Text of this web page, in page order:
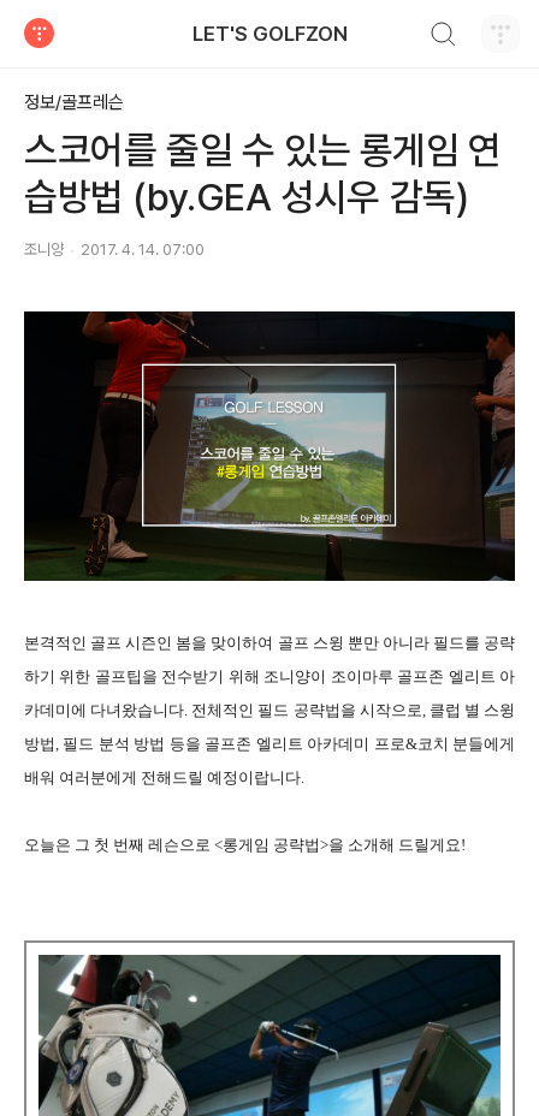
LET'S GOLFZON
정보/골프레슨
스코어를 줄일 수 있는 롱게임 연
습방법 (by.GEA 성시우 감독)
조니양 2017. 4. 14. 07:00
본격적인 골프 시즌인 봄을 맞이하여 골프 스윙 뿐만 아니라 필드를 공략
하기 위한 골프팁을 전수받기 위해 조니양이 조이마루 골프존 엘리트 아
카데미에 다녀왔습니다. 전체적인 필드 공략법을 시작으로, 클럽 별 스윙
방법, 필드 분석 방법 등을 골프존 엘리트 아카데미 프로&코치 분들에게
배워 여러분에게 전해드릴 예정이랍니다.
오늘은 그 첫 번째 레슨으로 <롱게임 공략법>을 소개해 드릴게요!